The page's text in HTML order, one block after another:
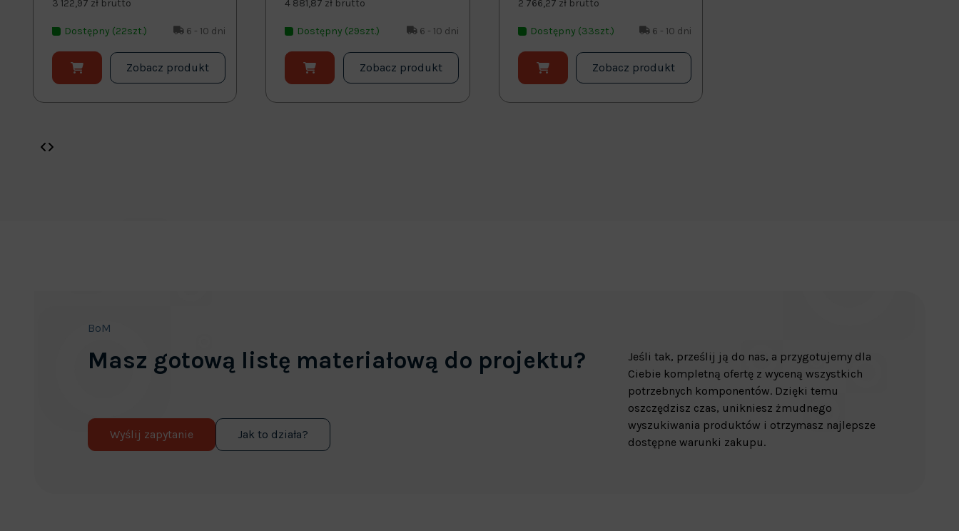
3 122,97 zł brutto
Dostępny (22szt.) 6 - 10 dni
Zobacz produkt
4 881,87 zł brutto
Dostępny (29szt.) 6 - 10 dni
Zobacz produkt
2 766,27 zł brutto
Dostępny (33szt.) 6 - 10 dni
Zobacz produkt
BoM
Masz gotową listę materiałową do projektu?
Wyślij zapytanie Jak to działa?
Jeśli tak, prześlij ją do nas, a przygotujemy dla
Ciebie kompletną ofertę z wyceną wszystkich
potrzebnych komponentów. Dzięki temu
oszczędzisz czas, unikniesz żmudnego
wyszukiwania produktów i otrzymasz najlepsze
dostępne warunki zakupu.